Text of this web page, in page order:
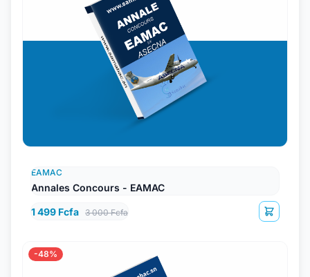
EAMAC
Annales Concours - EAMAC
1 499 Fcfa 3 000 Fcfa
-48%